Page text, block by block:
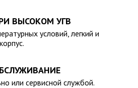
ВЫСОКОМ УГВ
условий, легкий и
или сервисной службой.